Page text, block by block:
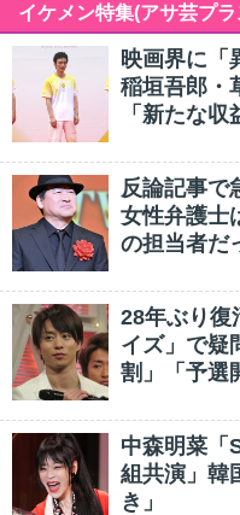
イケメン特集(アサ芸プラ
映画界に「
稲垣吾郎・
「新たな収
反論記事で
女性弁護士
の担当者だ
28年ぶり復
イズ」で疑
割」「予選
中森明菜「
組共演」韓
き」